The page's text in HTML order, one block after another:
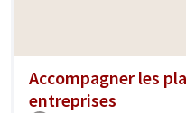
Accompagner les
entreprises